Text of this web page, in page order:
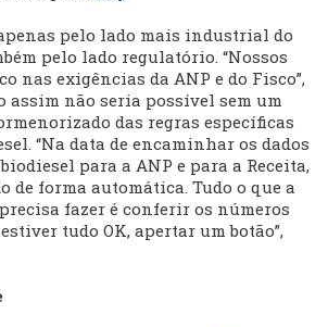
pelo lado mais industrial do
pelo lado regulatório. “Nossos
nas exigências da ANP e do Fisco”,
assim não seria possível sem um
das regras específicas
“Na data de encaminhar os dados
para a ANP e para a Receita,
de forma automática. Tudo o que a
fazer é conferir os números
tudo OK, apertar um botão”,